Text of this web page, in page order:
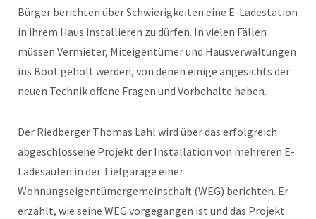
Bürger berichten über Schwierigkeiten eine E-Ladestation
in ihrem Haus installieren zu dürfen. In vielen Fällen
müssen Vermieter, Miteigentümer und Hausverwaltungen
ins Boot geholt werden, von denen einige angesichts der
neuen Technik offene Fragen und Vorbehalte haben.
Der Riedberger Thomas Lahl wird über das erfolgreich
abgeschlossene Projekt der Installation von mehreren E-
Ladesäulen in der Tiefgarage einer
Wohnungseigentümergemeinschaft (WEG) berichten. Er
erzählt, wie seine WEG vorgegangen ist und das Projekt